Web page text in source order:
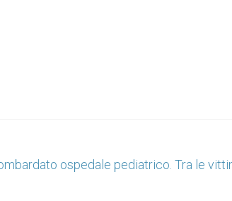
ospedale pediatrico. Tra le